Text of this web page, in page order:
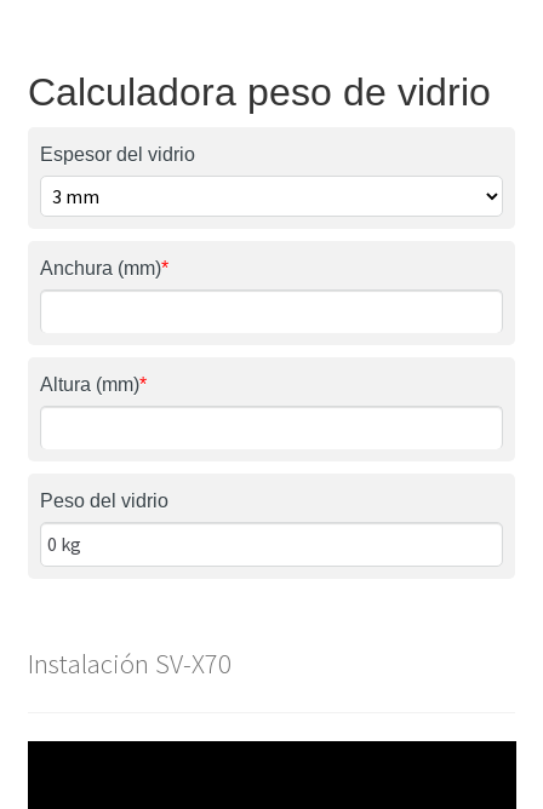
Calculadora peso de vidrio
Espesor del vidrio
Anchura (mm)*
Altura (mm)*
Peso del vidrio
Instalación SV-X70